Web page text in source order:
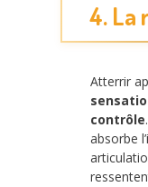
4. La
Atterrir
contrôle
absorbe